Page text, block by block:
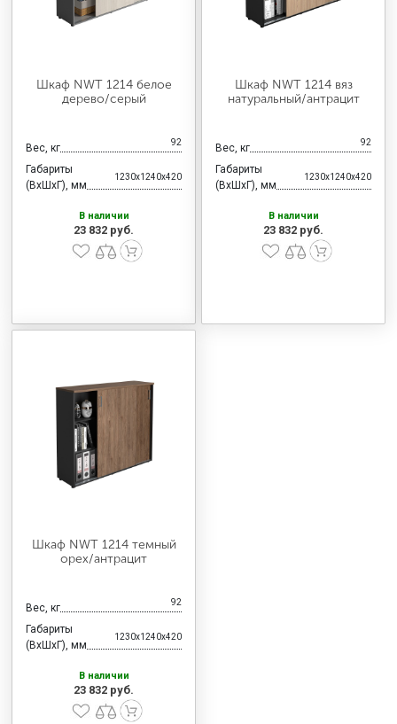
Шкаф NWT 1214 белое
дерево/серый
Вес, кг 92
Габариты
(ВхШхГ), мм
1230x1240x420
В наличии
23 832 руб.
Шкаф NWT 1214 вяз
натуральный/антрацит
Вес, кг 92
Габариты
(ВхШхГ), мм
1230x1240x420
В наличии
23 832 руб.
Шкаф NWT 1214 темный
орех/антрацит
Вес, кг 92
Габариты
(ВхШхГ), мм
1230x1240x420
В наличии
23 832 руб.